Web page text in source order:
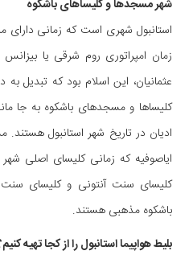
شهر مسجدها و کلیساهای باشکوه
استانبول شهری است که زمانی
زمان امپراتوری روم شرقی یا
عثمانیان، این اسلام بود که تبدیل
کلیساها و مسجدهای باشکوه به جا
ادیان در تاریخ شهر استانبول
ایاصوفیه که زمانی کلیسای اصلی
کلیسای سنت آنتونی و کلیسای سنت
باشکوه مذهبی هستند.
بلیط هواپیما استانبول را از کجا تهیه